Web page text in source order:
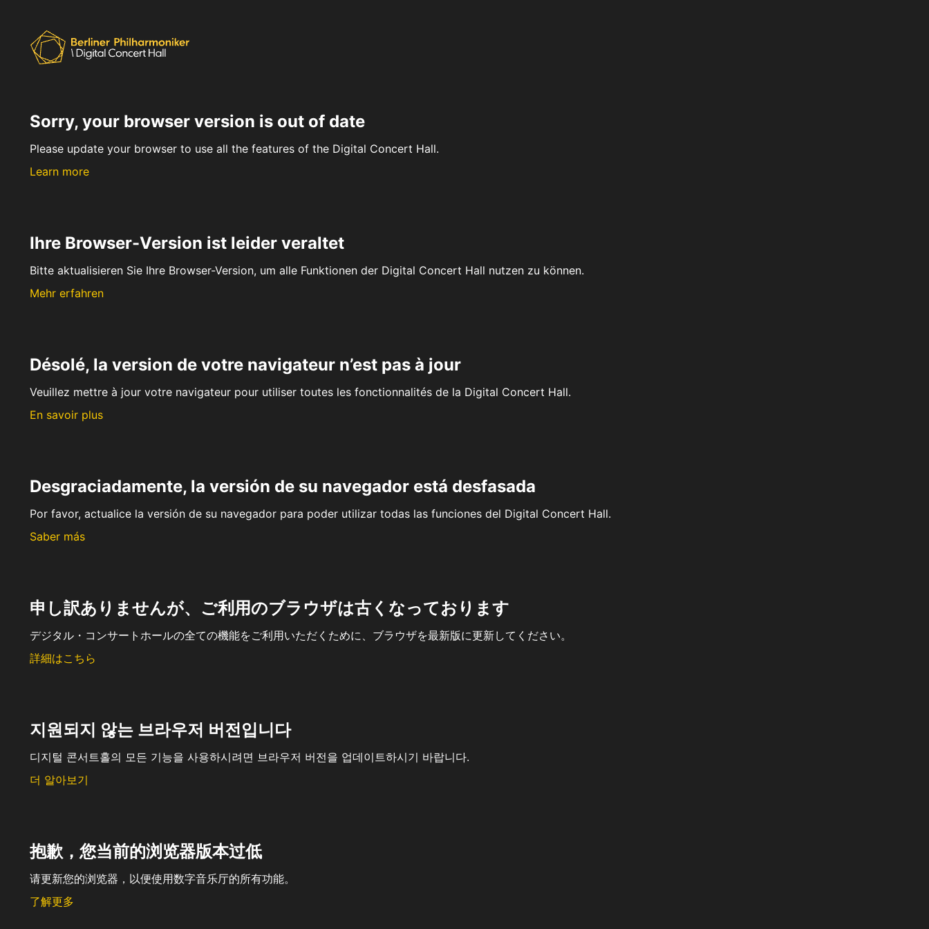
Sorry, your browser version is out of date
Please update your browser to use all the features of the Digital Concert Hall.
Learn more
Ihre Browser-Version ist leider veraltet
Bitte aktualisieren Sie Ihre Browser-Version, um alle Funktionen der Digital Concert Hall nutzen zu können.
Mehr erfahren
Désolé, la version de votre navigateur n’est pas à jour
Veuillez mettre à jour votre navigateur pour utiliser toutes les fonctionnalités de la Digital Concert Hall.
En savoir plus
Desgraciadamente, la versión de su navegador está desfasada
Por favor, actualice la versión de su navegador para poder utilizar todas las funciones del Digital Concert Hall.
Saber más
申し訳ありませんが、ご利用のブラウザは古くなっております
デジタル・コンサートホールの全ての機能をご利用いただくために、ブラウザを最新版に更新してください。
詳細はこちら
지원되지 않는 브라우저 버전입니다
디지털 콘서트홀의 모든 기능을 사용하시려면 브라우저 버전을 업데이트하시기 바랍니다.
더 알아보기
抱歉，您当前的浏览器版本过低
请更新您的浏览器，以便使用数字音乐厅的所有功能。
了解更多